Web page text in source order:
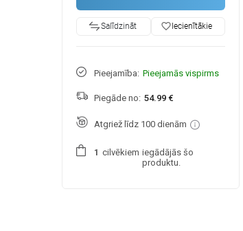
Salīdzināt favorite_borderIecienītākie
Pieejamība: Pieejamās vispirms
Piegāde no: 54.99 €
Atgriež līdz 100 dienām
1 cilvēkiem iegādājās šo
produktu.